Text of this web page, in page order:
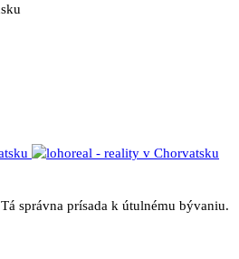
správna prísada k útulnému bývaniu.